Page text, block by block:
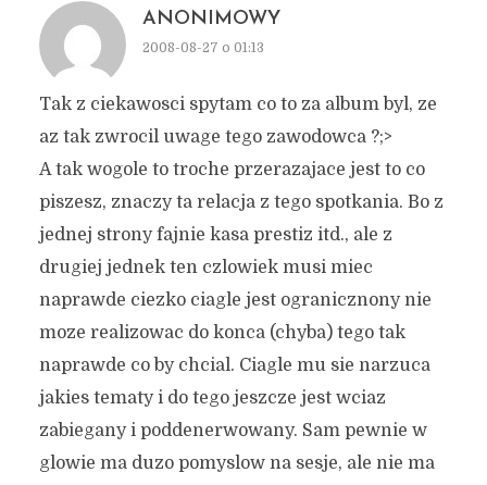
ANONIMOWY
2008-08-27 o 01:13
Tak z ciekawosci spytam co to za album byl, ze
az tak zwrocil uwage tego zawodowca ?;>
A tak wogole to troche przerazajace jest to co
piszesz, znaczy ta relacja z tego spotkania. Bo z
jednej strony fajnie kasa prestiz itd., ale z
drugiej jednek ten czlowiek musi miec
naprawde ciezko ciagle jest ogranicznony nie
moze realizowac do konca (chyba) tego tak
naprawde co by chcial. Ciagle mu sie narzuca
jakies tematy i do tego jeszcze jest wciaz
zabiegany i poddenerwowany. Sam pewnie w
glowie ma duzo pomyslow na sesje, ale nie ma